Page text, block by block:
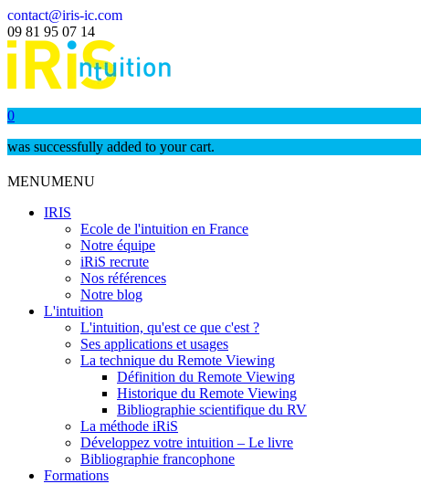
contact@iris-ic.com
09 81 95 07 14
0
was successfully added to your cart.
MENUMENU
IRIS
Ecole de l'intuition en France
Notre équipe
iRiS recrute
Nos références
Notre blog
L'intuition
L'intuition, qu'est ce que c'est ?
Ses applications et usages
La technique du Remote Viewing
Définition du Remote Viewing
Historique du Remote Viewing
Bibliographie scientifique du RV
La méthode iRiS
Développez votre intuition – Le livre
Bibliographie francophone
Formations